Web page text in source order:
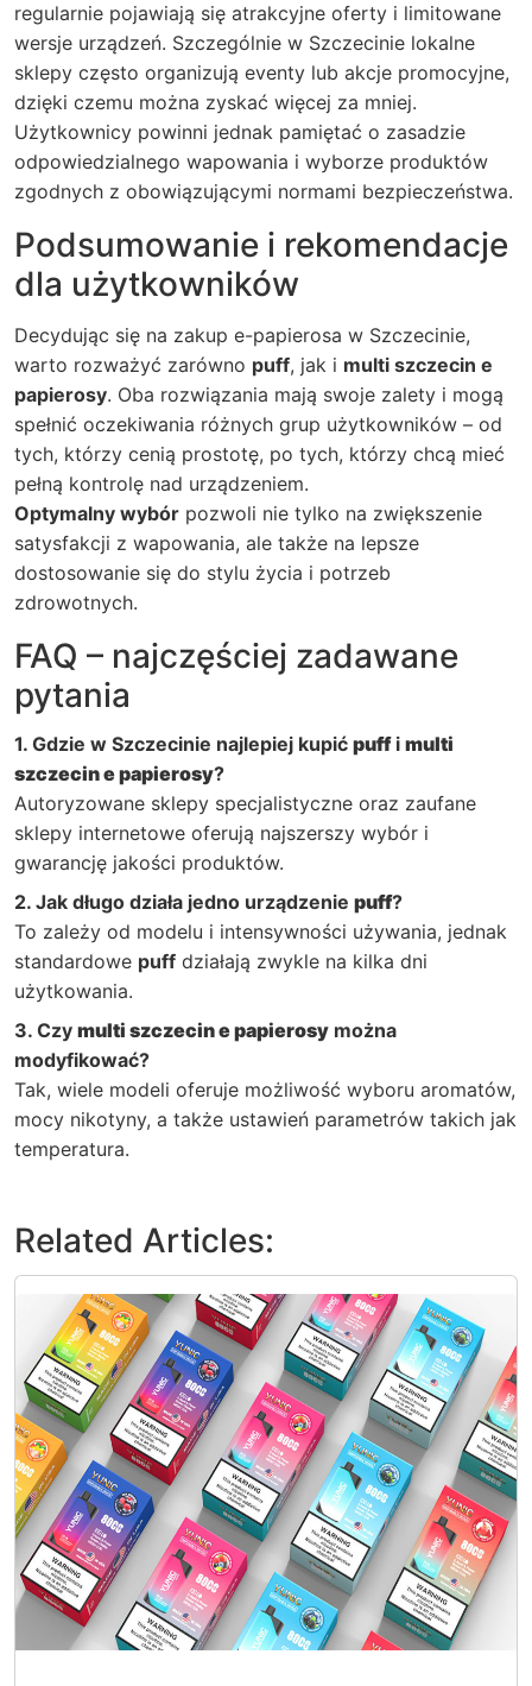
regularnie pojawiają się atrakcyjne oferty i limitowane
wersje urządzeń. Szczególnie w Szczecinie lokalne
sklepy często organizują eventy lub akcje promocyjne,
dzięki czemu można zyskać więcej za mniej.
Użytkownicy powinni jednak pamiętać o zasadzie
odpowiedzialnego wapowania i wyborze produktów
zgodnych z obowiązującymi normami bezpieczeństwa.
Podsumowanie i rekomendacje
dla użytkowników
Decydując się na zakup e-papierosa w Szczecinie,
warto rozważyć zarówno puff, jak i multi szczecin e
papierosy. Oba rozwiązania mają swoje zalety i mogą
spełnić oczekiwania różnych grup użytkowników – od
tych, którzy cenią prostotę, po tych, którzy chcą mieć
pełną kontrolę nad urządzeniem.
Optymalny wybór pozwoli nie tylko na zwiększenie
satysfakcji z wapowania, ale także na lepsze
dostosowanie się do stylu życia i potrzeb
zdrowotnych.
FAQ – najczęściej zadawane
pytania
1. Gdzie w Szczecinie najlepiej kupić puffi multi
szczecin e papierosy?
Autoryzowane sklepy specjalistyczne oraz zaufane
sklepy internetowe oferują najszerszy wybór i
gwarancję jakości produktów.
2. Jak długo działa jedno urządzenie puff?
To zależy od modelu i intensywności używania, jednak
standardowe puff działają zwykle na kilka dni
użytkowania.
3. Czy multi szczecin e papierosy można
modyfikować?
Tak, wiele modeli oferuje możliwość wyboru aromatów,
mocy nikotyny, a także ustawień parametrów takich jak
temperatura.
Related Articles: